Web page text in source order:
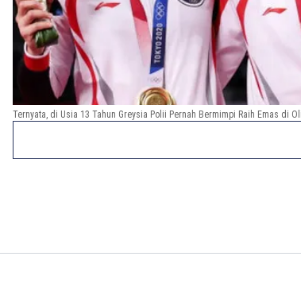
Ternyata, di Usia 13 Tahun Greysia Polii Pernah Bermimpi Raih Emas di